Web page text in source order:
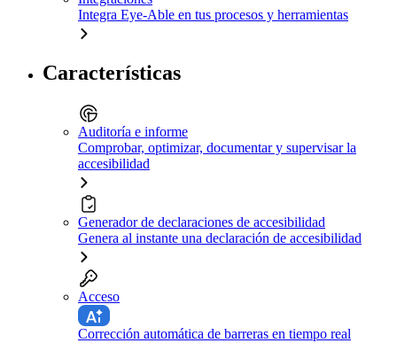
Integra Eye-Able en tus procesos y herramientas
Características
Auditoría e informe
Comprobar, optimizar, documentar y supervisar la
accesibilidad
Generador de declaraciones de accesibilidad
Genera al instante una declaración de accesibilidad
Acceso
Corrección automática de barreras en tiempo real